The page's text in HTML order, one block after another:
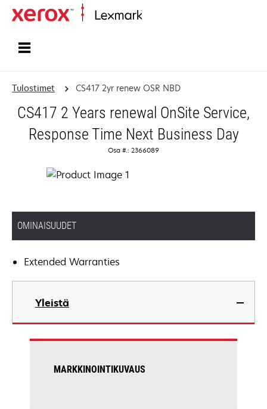
Tulostimet CS417 2yr renew OSR NBD
CS417 2 Years renewal OnSite Service,
Response Time Next Business Day
Osa #.: 2366089
OMINAISUUDET
Extended Warranties
Yleistä
MARKKINOINTIKUVAUS